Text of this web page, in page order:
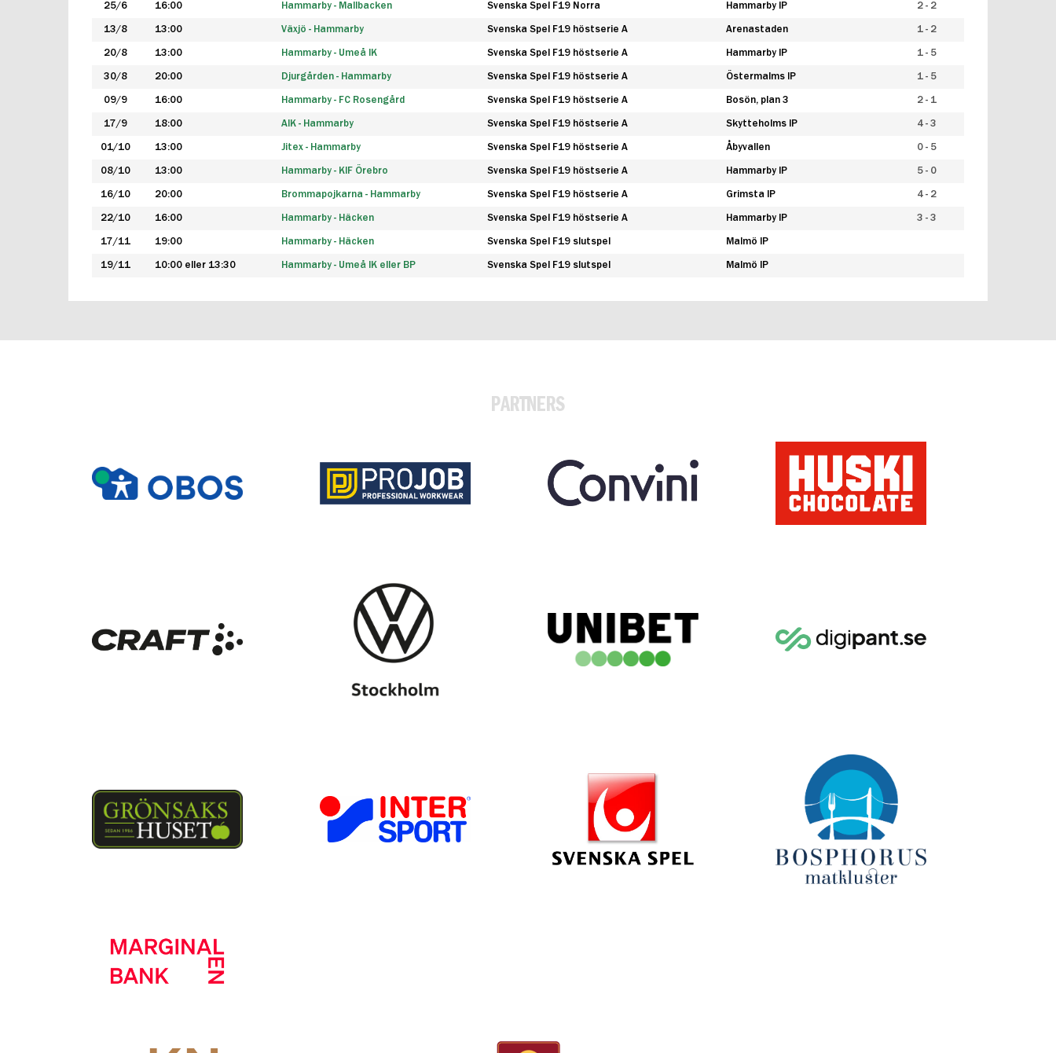
25/6 16:00 Hammarby - Mallbacken Svenska Spel F19 Norra Hammarby IP 2 - 2
13/8 13:00 Växjö - Hammarby Svenska Spel F19 höstserie A Arenastaden 1 - 2
20/8 13:00 Hammarby - Umeå IK Svenska Spel F19 höstserie A Hammarby IP 1 - 5
30/8 20:00 Djurgården - Hammarby Svenska Spel F19 höstserie A Östermalms IP 1 - 5
09/9 16:00 Hammarby - FC Rosengård Svenska Spel F19 höstserie A Bosön, plan 3 2 - 1
17/9 18:00 AIK - Hammarby Svenska Spel F19 höstserie A Skytteholms IP 4 - 3
01/10 13:00 Jitex - Hammarby Svenska Spel F19 höstserie A Åbyvallen 0 - 5
08/10 13:00 Hammarby - KIF Örebro Svenska Spel F19 höstserie A Hammarby IP 5 - 0
16/10 20:00 Brommapojkarna - Hammarby Svenska Spel F19 höstserie A Grimsta IP 4 - 2
22/10 16:00 Hammarby - Häcken Svenska Spel F19 höstserie A Hammarby IP 3 - 3
17/11 19:00 Hammarby - Häcken Svenska Spel F19 slutspel Malmö IP
19/11 10:00 eller 13:30 Hammarby - Umeå IK eller BP Svenska Spel F19 slutspel Malmö IP
PARTNERS